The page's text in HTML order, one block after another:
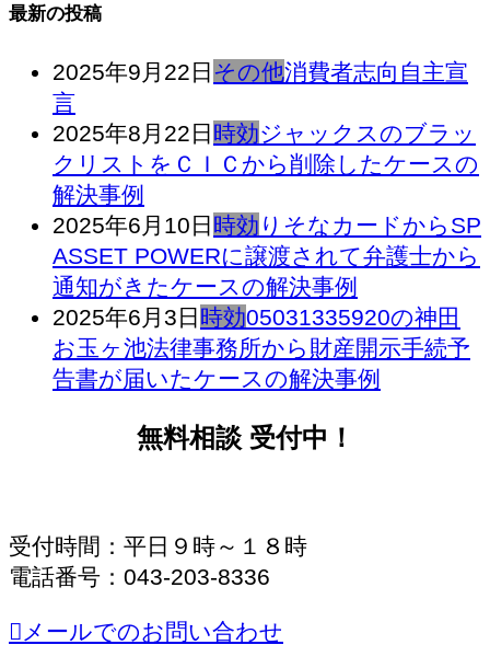
最新の投稿
2025年9月22日 その他消費者志向自主宣
言
2025年8月22日 時効ジャックスのブラッ
クリストをＣＩＣから削除したケースの
解決事例
2025年6月10日 時効 りそなカードからSP
ASSET POWERに譲渡されて弁護士から
通知がきたケースの解決事例
2025年6月3日 時効05031335920の神田
お玉ヶ池法律事務所から財産開示手続予
告書が届いたケースの解決事例
無料相談 受付中！
受付時間：平日９時～１８時
電話番号：043-203-8336
メールでのお問い合わせ